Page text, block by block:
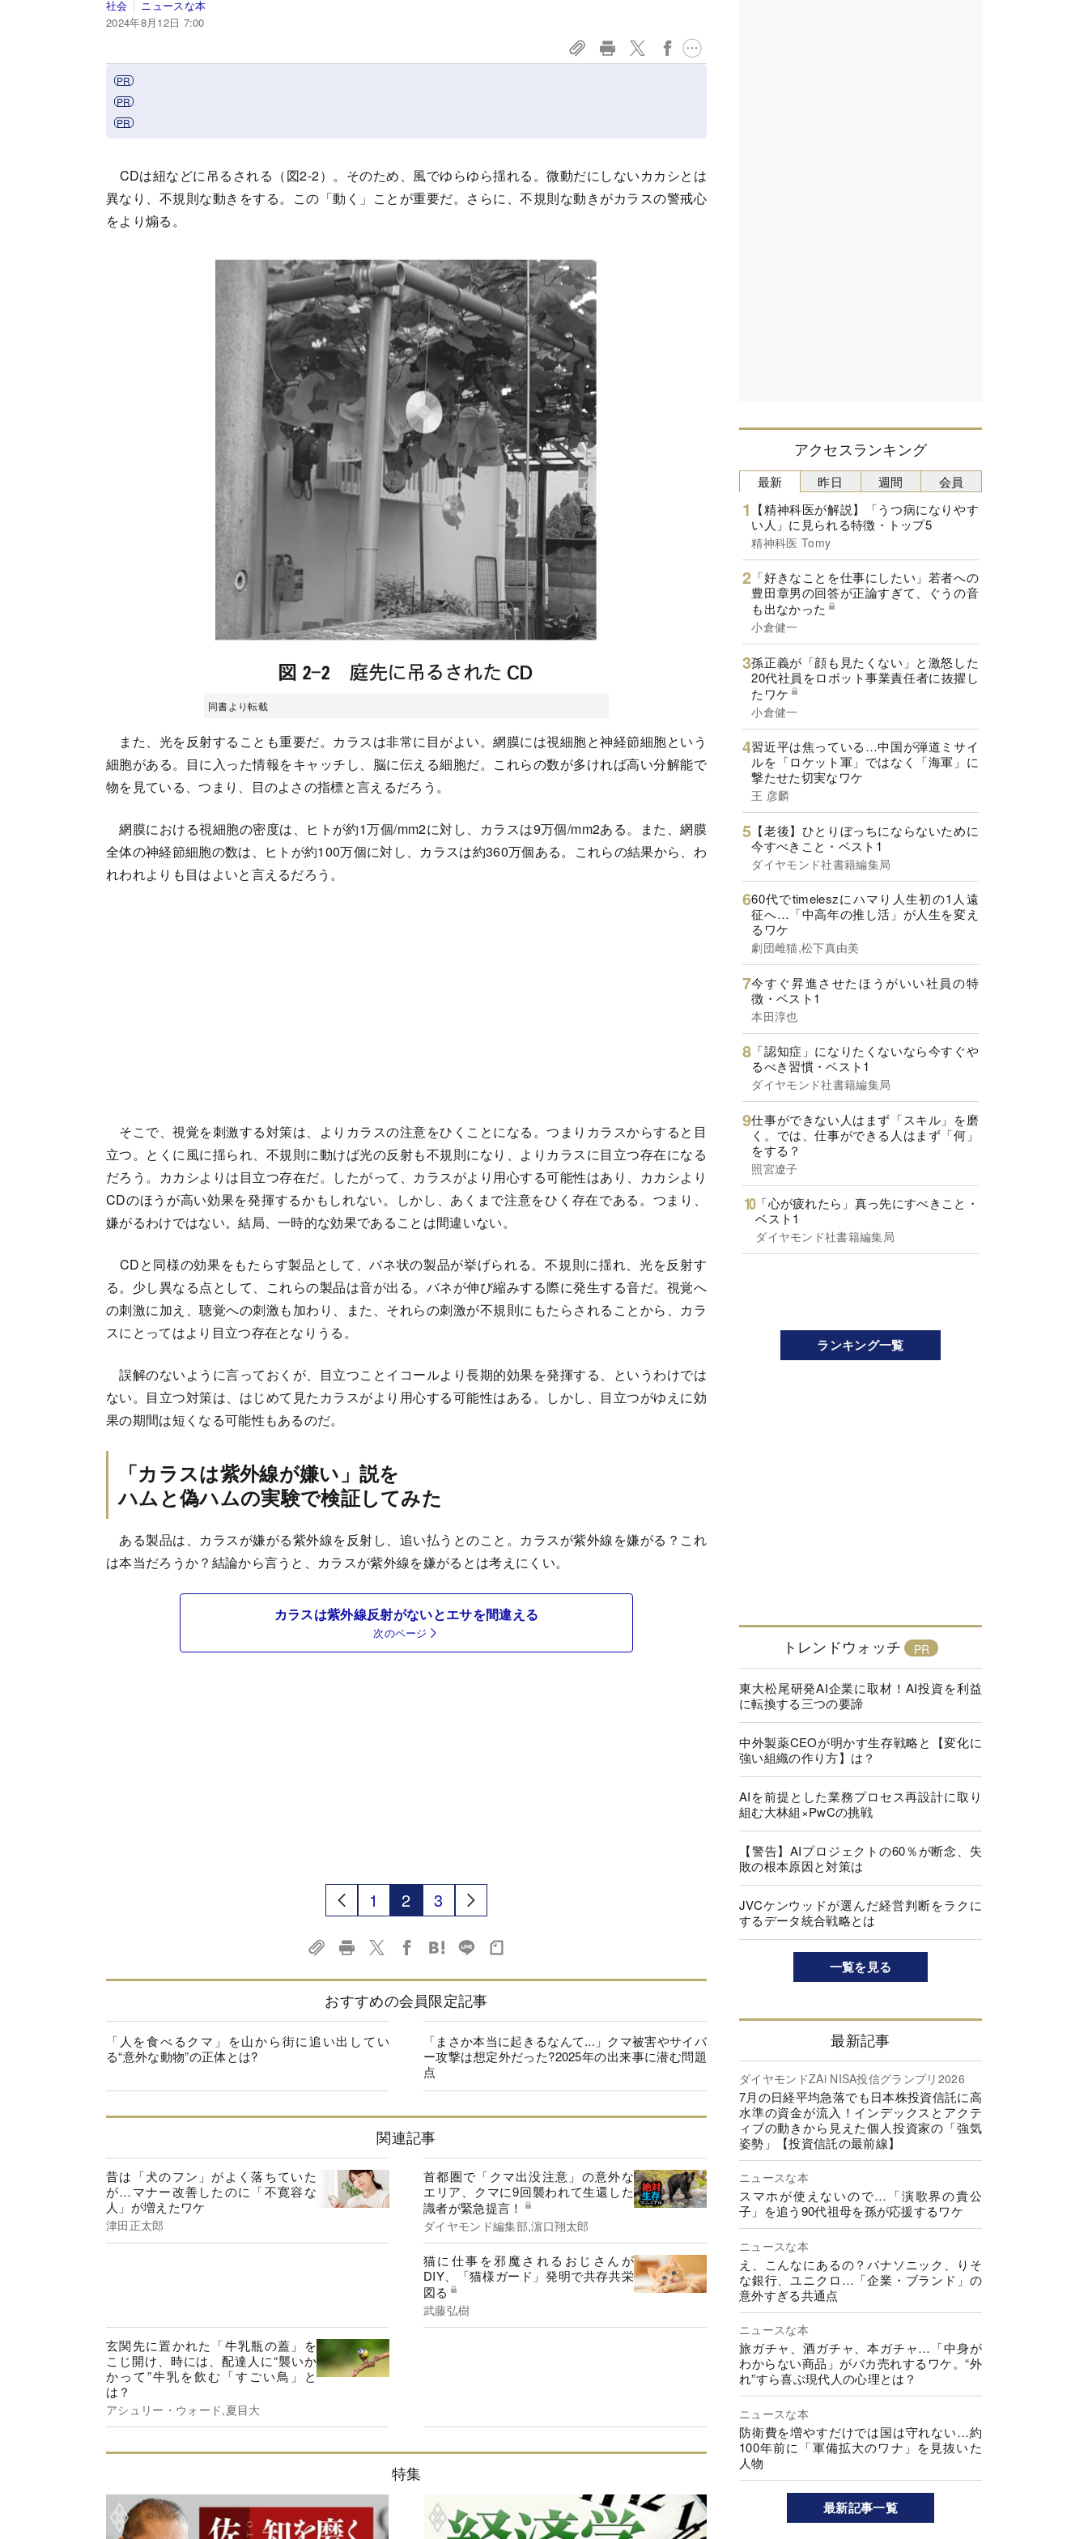
社会
ニュースな本
2024年8月12日 7:00
CDは紐などに吊るされる（図2-2）。そのため、風でゆらゆら揺れる。微動だにしないカカシとは
異なり、不規則な動きをする。この「動く」ことが重要だ。さらに、不規則な動きがカラスの警戒心
をより煽る。
同書より転載
また、光を反射することも重要だ。カラスは非常に目がよい。網膜には視細胞と神経節細胞という
細胞がある。目に入った情報をキャッチし、脳に伝える細胞だ。これらの数が多ければ高い分解能で
物を見ている、つまり、目のよさの指標と言えるだろう。
網膜における視細胞の密度は、ヒトが約1万個/mm2に対し、カラスは9万個/mm2ある。また、網膜
全体の神経節細胞の数は、ヒトが約100万個に対し、カラスは約360万個ある。これらの結果から、わ
れわれよりも目はよいと言えるだろう。
そこで、視覚を刺激する対策は、よりカラスの注意をひくことになる。つまりカラスからすると目
立つ。とくに風に揺られ、不規則に動けば光の反射も不規則になり、よりカラスに目立つ存在になる
だろう。カカシよりは目立つ存在だ。したがって、カラスがより用心する可能性はあり、カカシより
CDのほうが高い効果を発揮するかもしれない。しかし、あくまで注意をひく存在である。つまり、
嫌がるわけではない。結局、一時的な効果であることは間違いない。
CDと同様の効果をもたらす製品として、バネ状の製品が挙げられる。不規則に揺れ、光を反射す
る。少し異なる点として、これらの製品は音が出る。バネが伸び縮みする際に発生する音だ。視覚へ
の刺激に加え、聴覚への刺激も加わり、また、それらの刺激が不規則にもたらされることから、カラ
スにとってはより目立つ存在となりうる。
誤解のないように言っておくが、目立つことイコールより長期的効果を発揮する、というわけでは
ない。目立つ対策は、はじめて見たカラスがより用心する可能性はある。しかし、目立つがゆえに効
果の期間は短くなる可能性もあるのだ。
「カラスは紫外線が嫌い」説を
ハムと偽ハムの実験で検証してみた
ある製品は、カラスが嫌がる紫外線を反射し、追い払うとのこと。カラスが紫外線を嫌がる？これ
は本当だろうか？結論から言うと、カラスが紫外線を嫌がるとは考えにくい。
カラスは紫外線反射がないとエサを間違える
次のページ
1 2 3
おすすめの会員限定記事
「人を食べるクマ」を山から街に追い出してい
る“意外な動物”の正体とは?
「まさか本当に起きるなんて...」クマ被害やサイバ
ー攻撃は想定外だった?2025年の出来事に潜む問題
点
関連記事
昔は「犬のフン」がよく落ちていた
が…マナー改善したのに「不寛容な
人」が増えたワケ
津田正太郎
首都圏で「クマ出没注意」の意外な
エリア、クマに9回襲われて生還した
識者が緊急提言！
ダイヤモンド編集部,濵口翔太郎
猫に仕事を邪魔されるおじさんが
DIY、「猫様ガード」発明で共存共栄
図る
武藤弘樹
玄関先に置かれた「牛乳瓶の蓋」を
こじ開け、時には、配達人に“襲いか
かって”牛乳を飲む「すごい鳥」と
は？
アシュリー・ウォード,夏目大
特集
アクセスランキング
最新
【精神科医が解説】「うつ病になりやす
い人」に見られる特徴・トップ5
精神科医 Tomy
「好きなことを仕事にしたい」若者への
豊田章男の回答が正論すぎて、ぐうの音
も出なかった
小倉健一
孫正義が「顔も見たくない」と激怒した
20代社員をロボット事業責任者に抜擢し
たワケ
小倉健一
習近平は焦っている…中国が弾道ミサイ
ルを「ロケット軍」ではなく「海軍」に
撃たせた切実なワケ
王 彦麟
【老後】ひとりぼっちにならないために
今すべきこと・ベスト1
ダイヤモンド社書籍編集局
60代でtimeleszにハマり人生初の1人遠
征へ…「中高年の推し活」が人生を変え
るワケ
劇団雌猫,松下真由美
今すぐ昇進させたほうがいい社員の特
徴・ベスト1
本田淳也
「認知症」になりたくないなら今すぐや
るべき習慣・ベスト1
ダイヤモンド社書籍編集局
仕事ができない人はまず「スキル」を磨
く。では、仕事ができる人はまず「何」
をする？
照宮遼子
「心が疲れたら」真っ先にすべきこと・
ベスト1
ダイヤモンド社書籍編集局
昨日 週間 会員
ランキング一覧
トレンドウォッチ
東大松尾研発AI企業に取材！AI投資を利益
に転換する三つの要諦
中外製薬CEOが明かす生存戦略と【変化に
強い組織の作り方】は？
AIを前提とした業務プロセス再設計に取り
組む大林組×PwCの挑戦
【警告】AIプロジェクトの60％が断念、失
敗の根本原因と対策は
JVCケンウッドが選んだ経営判断をラクに
するデータ統合戦略とは
一覧を見る
最新記事
ダイヤモンドZAi NISA投信グランプリ2026
7月の日経平均急落でも日本株投資信託に高
水準の資金が流入！インデックスとアクテ
ィブの動きから見えた個人投資家の「強気
姿勢」【投資信託の最前線】
ニュースな本
スマホが使えないので…「演歌界の貴公
子」を追う90代祖母を孫が応援するワケ
ニュースな本
え、こんなにあるの？パナソニック、りそ
な銀行、ユニクロ…「企業・ブランド」の
意外すぎる共通点
ニュースな本
旅ガチャ、酒ガチャ、本ガチャ…「中身が
わからない商品」がバカ売れするワケ。“外
れ”すら喜ぶ現代人の心理とは？
ニュースな本
防衛費を増やすだけでは国は守れない…約
100年前に「軍備拡大のワナ」を見抜いた
人物
最新記事一覧